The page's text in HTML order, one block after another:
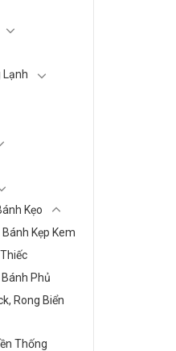
Kẹo
Bánh Kẹp Kem
Bánh Phủ
Rong Biển
Thống